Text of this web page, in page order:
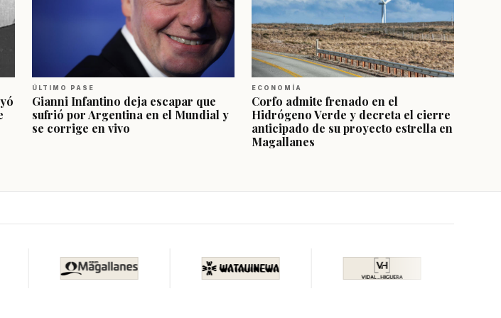
ÚLTIMO PASE
Gianni Infantino deja escapar que
sufrió por Argentina en el Mundial y
se corrige en vivo
ECONOMÍA
Corfo admite frenado en el
Hidrógeno Verde y decreta el cierre
anticipado de su proyecto estrella en
Magallanes